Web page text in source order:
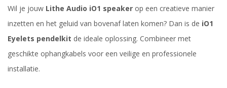
Wil je jouw Lithe Audio iO1 speaker op een creatieve manier
inzetten en het geluid van bovenaf laten komen? Dan is de iO1
Eyelets pendelkit de ideale oplossing. Combineer met
geschikte ophangkabels voor een veilige en professionele
installatie.